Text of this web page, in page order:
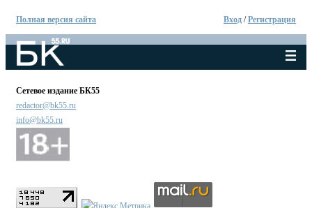
Полная версия сайта Вход /Регистрация
Сетевое издание БК55
redactor@bk55.ru
info@bk55.ru